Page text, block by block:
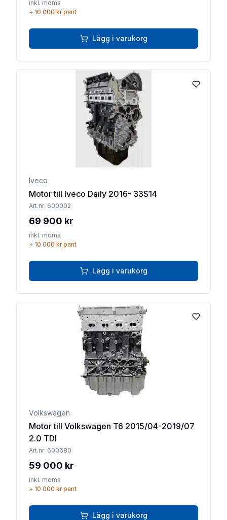
inkl. moms
+ 10 000 krpant
Lägg i varukorg
Lägg till
Iveco
Motor till Iveco Daily 2016- 33S14
Art.nr: 600002
69 900 kr
inkl. moms
+ 10 000 krpant
Lägg i varukorg
Lägg till
Volkswagen
Motor till Volkswagen T6 2015/04-2019/07
2.0 TDI
Art.nr: 600680
59 000 kr
inkl. moms
+ 10 000 krpant
Lägg i varukorg